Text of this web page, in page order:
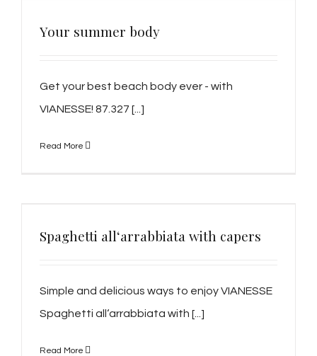
Your summer body
Get your best beach body ever - with
VIANESSE! 87.327 [...]
Read More
Spaghetti all‘arrabbiata with capers
Simple and delicious ways to enjoy VIANESSE
Spaghetti all‘arrabbiata with [...]
Read More